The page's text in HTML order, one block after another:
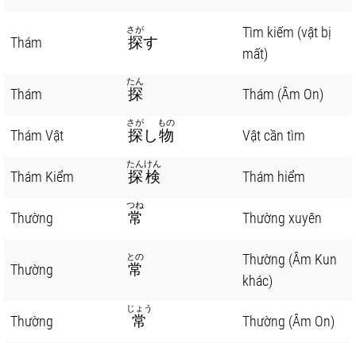
Thám 探
さが
す
Tìm kiếm (vật bị
mất)
Thám 探
たん
Thám (Âm On)
Thám Vật 探
さが
し物
もの
Vật cần tìm
Thám Kiểm 探検
たんけん
Thám hiểm
Thường 常
つね
Thường xuyên
Thường 常
との
Thường (Âm Kun
khác)
Thường 常
じょう
Thường (Âm On)